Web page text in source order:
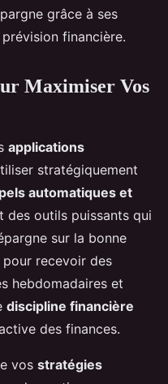
grâce à ses
financière.
Maximiser Vos
applications
stratégiquement
automatiques et
des outils puissants qui
sur la bonne
recevoir des
hebdomadaires et
discipline financière
des finances.
vos stratégies